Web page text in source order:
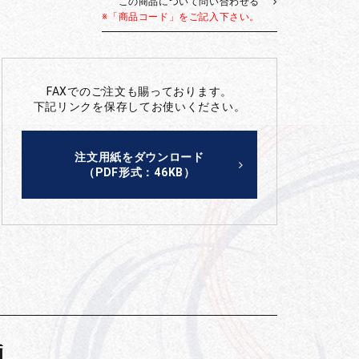
※「商品コード」をご記入下さい。
FAXでのご注文も賜っております。
下記リンクを保存してお使いください。
注文用紙をダウンロード
（PDF形式：46KB）